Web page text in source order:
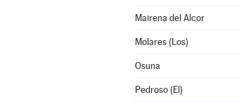
Mairena del Alcor
Molares (Los)
Osuna
Pedroso (El)